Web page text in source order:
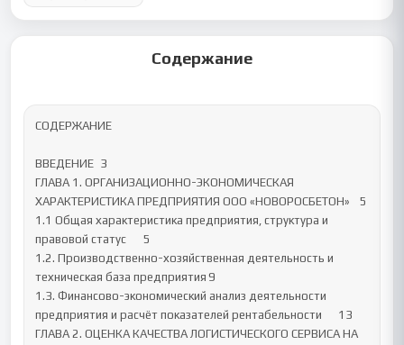
Содержание
СОДЕРЖАНИЕ
ВВЕДЕНИЕ	3
ГЛАВА 1. ОРГАНИЗАЦИОННО-ЭКОНОМИЧЕСКАЯ
ХАРАКТЕРИСТИКА ПРЕДПРИЯТИЯ ООО «НОВОРОСБЕТОН»	5
1.1 Общая характеристика предприятия, структура и
правовой статус	5
1.2. Производственно-хозяйственная деятельность и
техническая база предприятия	9
1.3. Финансово-экономический анализ деятельности
предприятия и расчёт показателей рентабельности	13
ГЛАВА 2. ОЦЕНКА КАЧЕСТВА ЛОГИСТИЧЕСКОГО СЕРВИСА НА